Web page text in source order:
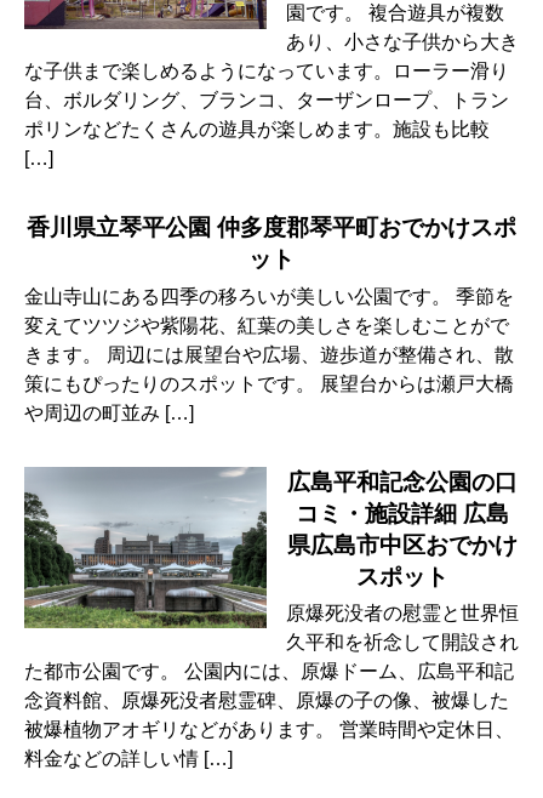
園です。 複合遊具が複数
あり、小さな子供から大き
な子供まで楽しめるようになっています。ローラー滑り
台、ボルダリング、ブランコ、ターザンロープ、トラン
ポリンなどたくさんの遊具が楽しめます。施設も比較
[…]
香川県立琴平公園 仲多度郡琴平町おでかけスポ
ット
金山寺山にある四季の移ろいが美しい公園です。 季節を
変えてツツジや紫陽花、紅葉の美しさを楽しむことがで
きます。 周辺には展望台や広場、遊歩道が整備され、散
策にもぴったりのスポットです。 展望台からは瀬戸大橋
や周辺の町並み […]
広島平和記念公園の口
コミ・施設詳細 広島
県広島市中区おでかけ
スポット
原爆死没者の慰霊と世界恒
久平和を祈念して開設され
た都市公園です。 公園内には、原爆ドーム、広島平和記
念資料館、原爆死没者慰霊碑、原爆の子の像、被爆した
被爆植物アオギリなどがあります。 営業時間や定休日、
料金などの詳しい情 […]